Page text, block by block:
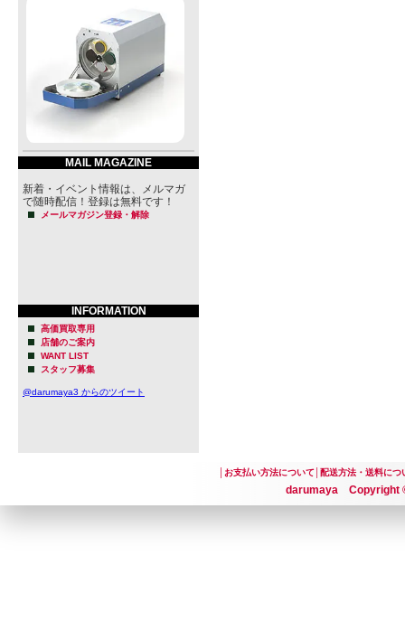
MAIL MAGAZINE
新着・イベント情報は、メルマガ
で随時配信！登録は無料です！
メールマガジン登録・解除
INFORMATION
高価買取専用
店舗のご案内
WANT LIST
スタッフ募集
@darumaya3 からのツイート
お支払い方法について│ 配送方法・送料につ
darumaya Copyright